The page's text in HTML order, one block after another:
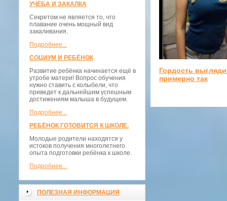
УЧЁБА И ЗАКАЛКА
Секретом не является то, что
плавание очень мощный вид
закаливания.
Подробнее...
СОЦИУМ И РЕБЁНОК
Развитие ребёнка начинается ещё в
утробе матери! Вопрос обучения
нужно ставить с колыбели, что
приведет к дальнейшим успешным
достижениям малыша в будущем.
Подробнее...
РЕБЁНОК ГОТОВИТСЯ К ШКОЛЕ.
Молодые родители находятся у
истоков получения многолетнего
опыта подготовки ребёнка к школе.
Подробнее...
ПОЛЕЗНАЯ ИНФОРМАЦИЯ
Гордость
примерно так